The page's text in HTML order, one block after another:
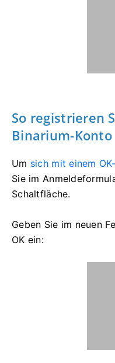
So registrieren
Binarium-Konto
Um sich mit einem
Sie im
Schaltfläche.
Geben Sie im neuen
OK ein: